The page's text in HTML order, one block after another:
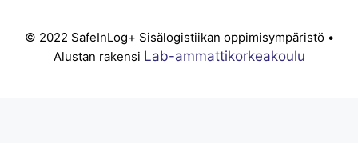
© 2022 SafeInLog+ Sisälogistiikan oppimisympäristö •
Alustan rakensi Lab-ammattikorkeakoulu